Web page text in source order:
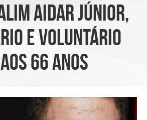
Aidar Júnior,
e voluntário
aos 66 anos